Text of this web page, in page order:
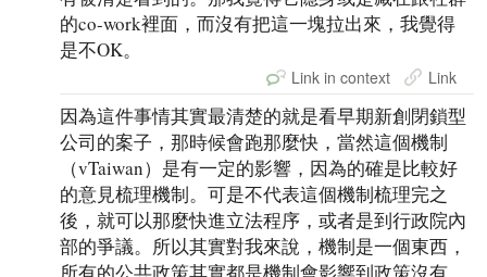
的co-work裡面，而沒有把這一塊拉出來，我覺得
是不OK。
Link in context Link
因為這件事情其實最清楚的就是看早期新創閉鎖型
公司的案子，那時候會跑那麼快，當然這個機制
（vTaiwan）是有一定的影響，因為的確是比較好
的意見梳理機制。可是不代表這個機制梳理完之
後，就可以那麼快進立法程序，或者是到行政院內
部的爭議。所以其實對我來說，機制是一個東西，